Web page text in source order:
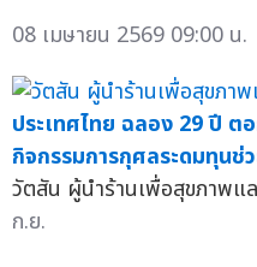
08 เมษายน 2569 09:00 น.
ประเทศไทย ฉลอง 29 ปี
กิจกรรมการกุศลระดมทุน
วัตสัน ผู้นำร้านเพื่อสุขภาพแ
ก.ย.